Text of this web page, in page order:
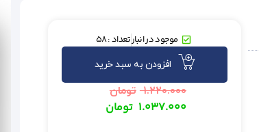
موجود در انبارتعداد : 58
افزودن به سبد خرید
۱.۲۲۰.۰۰۰ تومان
۱.۰۳۷.۰۰۰ تومان